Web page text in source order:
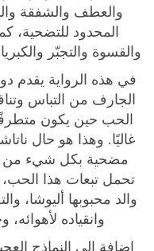
والعطف والشفقة
المحدود للتضحية،
والقسوة والتجبّر
الجارف من التباس
الحب حين يكون
غاليًا. وهذا هو حال
مضحية بكل شيء من
تحمل تبعات هذا الحب،
والد محبوبها أليوشا،
وانقياده